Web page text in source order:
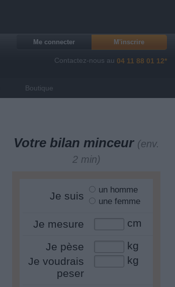
Me connecter M'inscrire
Contactez-nous au 04 11 88 01 12*
Boutique
Votre bilan minceur (env.
2 min)
Je suis
un homme
une femme
Je mesure cm
Je pèse
kg
Je voudrais
peser
kg